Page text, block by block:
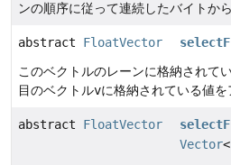
ンの順序に従って連続したバイトか
abstract FloatVector
このベクトルのレーンに格納されて
目のベクトルvに格納されている値を
abstract FloatVector
Vector<